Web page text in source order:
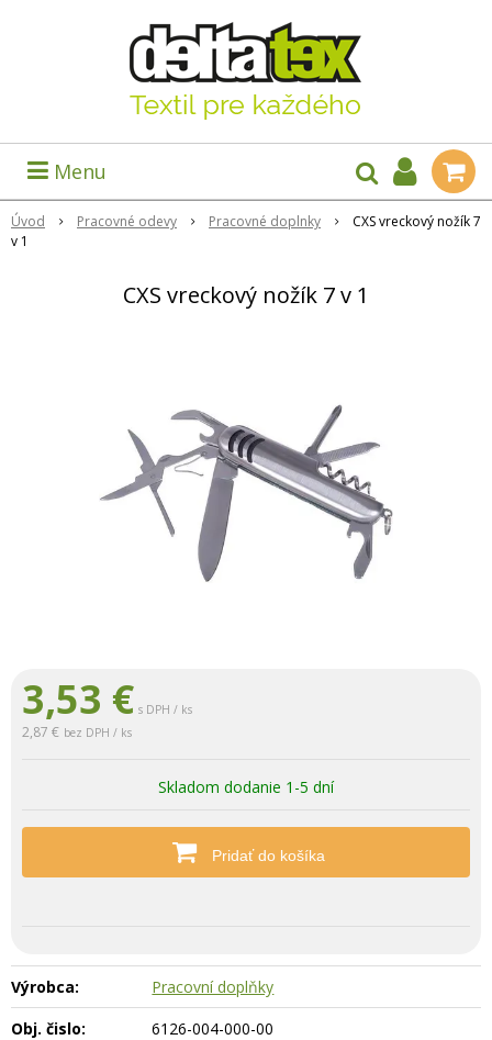
Menu
Úvod Pracovné odevy Pracovné doplnky
CXS vreckový nožík 7
v 1
CXS vreckový nožík 7 v 1
3,53 € s DPH / ks
2,87 € bez DPH / ks
Skladom dodanie 1-5 dní
Pridať do košíka
Výrobca:
Pracovní doplňky
Obj. čislo:
6126-004-000-00